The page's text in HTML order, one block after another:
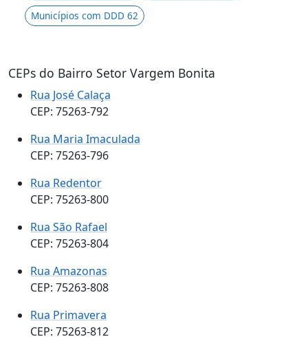
Municípios com DDD 62
CEPs do Bairro Setor Vargem Bonita
Rua José Calaça
CEP: 75263-792
Rua Maria Imaculada
CEP: 75263-796
Rua Redentor
CEP: 75263-800
Rua São Rafael
CEP: 75263-804
Rua Amazonas
CEP: 75263-808
Rua Primavera
CEP: 75263-812